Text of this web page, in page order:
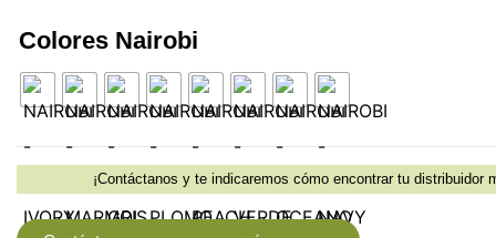
Colores Nairobi
¡Contáctanos y te indicaremos cómo encontrar tu distribuidor